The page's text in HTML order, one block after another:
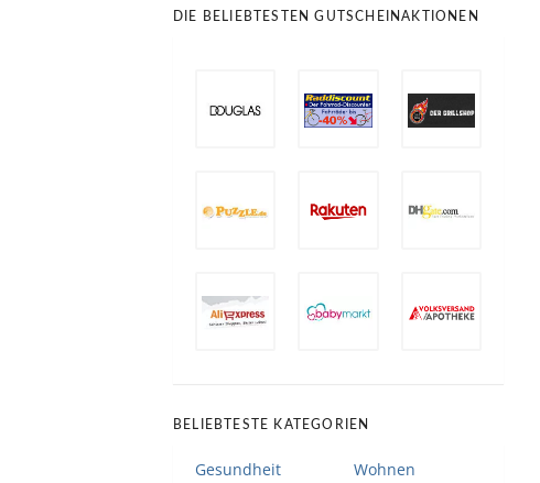
DIE BELIEBTESTEN GUTSCHEINAKTIONEN
BELIEBTESTE KATEGORIEN
Gesundheit
Wohnen